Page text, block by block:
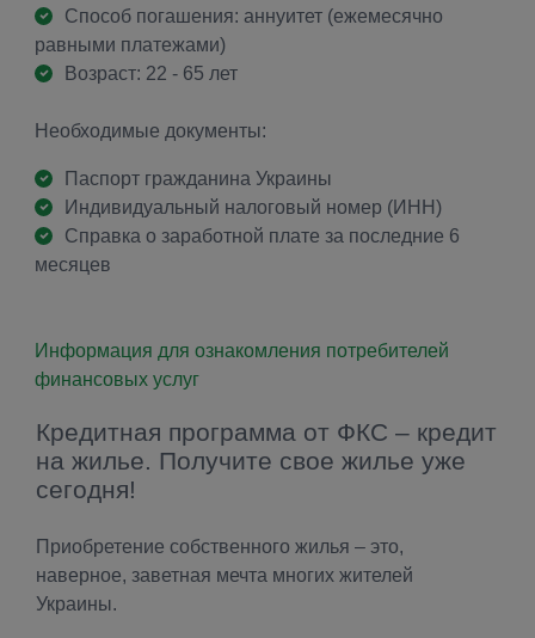
Способ погашения: аннуитет (ежемесячно
равными платежами)
Возраст: 22 - 65 лет
Необходимые документы:
Паспорт гражданина Украины
Индивидуальный налоговый номер (ИНН)
Справка о заработной плате за последние 6
месяцев
Информация для ознакомления потребителей
финансовых услуг
Кредитная программа от ФКС – кредит
на жилье. Получите свое жилье уже
сегодня!
Приобретение собственного жилья – это,
наверное, заветная мечта многих жителей
Украины.